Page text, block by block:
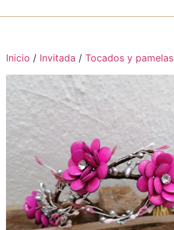
Home
Sobre Mí
Piezas
Piezas personalizadas
Alquiler
MODA
Inicio / Invitada / Tocados y pamelas